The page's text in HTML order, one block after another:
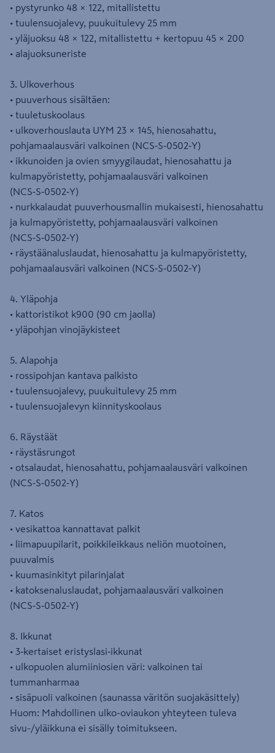
• pystyrunko 48 × 122, mitallistettu
• tuulensuojalevy, puukuitulevy 25 mm
• yläjuoksu 48 × 122, mitallistettu + kertopuu 45 × 200
• alajuoksuneriste
3. Ulkoverhous
• puuverhous sisältäen:
• tuuletuskoolaus
• ulkoverhouslauta UYM 23 × 145, hienosahattu,
pohjamaalausväri valkoinen (NCS‑S‑0502‑Y)
• ikkunoiden ja ovien smyygilaudat, hienosahattu ja
kulmapyöristetty, pohjamaalausväri valkoinen
(NCS‑S‑0502‑Y)
• nurkkalaudat puuverhousmallin mukaisesti, hienosahattu
ja kulmapyöristetty, pohjamaalausväri valkoinen
(NCS‑S‑0502‑Y)
• räystäänaluslaudat, hienosahattu ja kulmapyöristetty,
pohjamaalausväri valkoinen (NCS‑S‑0502‑Y)
4. Yläpohja
• kattoristikot k900 (90 cm jaolla)
• yläpohjan vinojäykisteet
5. Alapohja
• rossipohjan kantava palkisto
• tuulensuojalevy, puukuitulevy 25 mm
• tuulensuojalevyn kiinnityskoolaus
6. Räystäät
• räystäsrungot
• otsalaudat, hienosahattu, pohjamaalausväri valkoinen
(NCS‑S‑0502‑Y)
7. Katos
• vesikattoa kannattavat palkit
• liimapuupilarit, poikkileikkaus neliön muotoinen,
puuvalmis
• kuumasinkityt pilarinjalat
• katoksenaluslaudat, pohjamaalausväri valkoinen
(NCS‑S‑0502‑Y)
8. Ikkunat
• 3‑kertaiset eristyslasi‑ikkunat
• ulkopuolen alumiiniosien väri: valkoinen tai
tummanharmaa
• sisäpuoli valkoinen (saunassa väritön suojakäsittely)
Huom: Mahdollinen ulko-oviaukon yhteyteen tuleva
sivu-/yläikkuna ei sisälly toimitukseen.